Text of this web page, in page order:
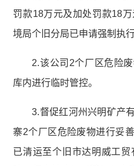
罚款18万元及加处罚款18
境局个旧分局已申请强制执行
2.该公司2个厂区危险
库内进行临时管控。
3.督促红河州兴明矿产
寨2个厂区危险废物进行妥
已清运至个旧市达明威工